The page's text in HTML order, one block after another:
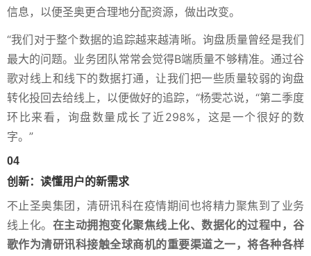
信息，以便圣奥更合理地分配资源，做出改变。
“我们对于整个数据的追踪越来越清晰。询盘质量曾经是我们
最大的问题。业务团队常常会觉得B端质量不够精准。通过谷
歌对线上和线下的数据打通，让我们把一些质量较弱的询盘
转化投回去给线上，以便做好的追踪，“杨雯芯说，“第二季度
环比来看，询盘数量成长了近298%，这是一个很好的数
字。”
04
创新：读懂用户的新需求
不止圣奥集团，清研讯科在疫情期间也将精力聚焦到了业务
线上化。 在主动拥抱变化聚焦线上化、数据化的过程中，谷
歌作为清研讯科接触全球商机的重要渠道之一，将各种各样